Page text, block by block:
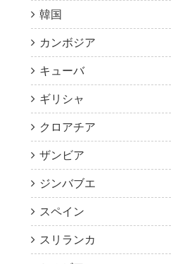
韓国
カンボジア
キューバ
ギリシャ
クロアチア
ザンビア
ジンバブエ
スペイン
スリランカ